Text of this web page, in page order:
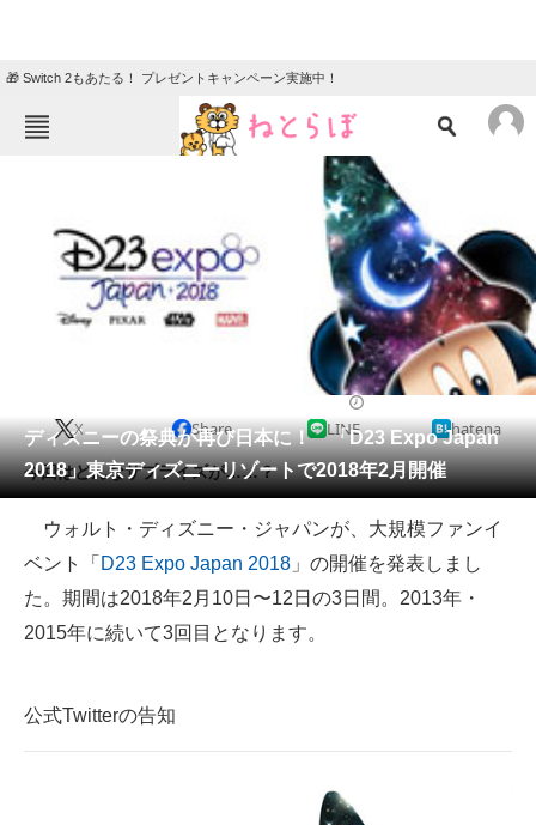
🎁 Switch 2もあたる！ プレゼントキャンペーン実施中！
ニュース
教育・育児
リサーチ
会員記事
メディア
注目記事を集めた総合ページ
ITの今と未来を見通す
スマホと通信の最新トレンド
ディズニーの祭典が再び日本に！ 「D23 Expo Japan
2018」東京ディズニーリゾートで2018年2月開催
X Share LINE hatena
今回はどんなサプライズが……？
ウォルト・ディズニー・ジャパンが、大規模ファンイ
ベント「 D23 Expo Japan 2018 」の開催を発表しまし
た。期間は2018年2月10日〜12日の3日間。2013年・
2015年に続いて3回目となります。
公式Twitterの告知